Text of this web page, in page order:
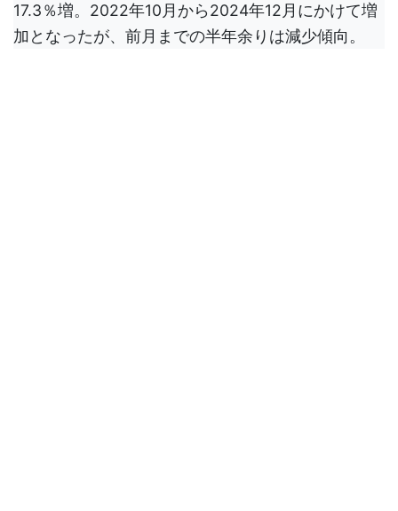
17.3％増。2022年10月から2024年12月にかけて増
加となったが、前月までの半年余りは減少傾向。